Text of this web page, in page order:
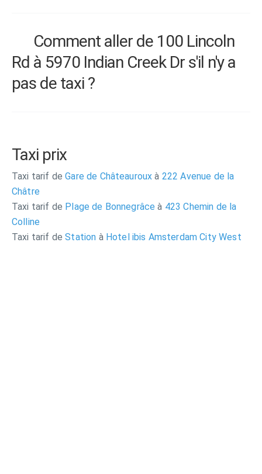
Comment aller de 100 Lincoln
Rd à 5970 Indian Creek Dr s'il n'y a
pas de taxi ?
Taxi prix
Taxi tarif de Gare de Châteaurouxà 222 Avenue de la
Châtre
Taxi tarif de Plage de Bonnegrâceà 423 Chemin de la
Colline
Taxi tarif de Station àHotel ibis Amsterdam City West